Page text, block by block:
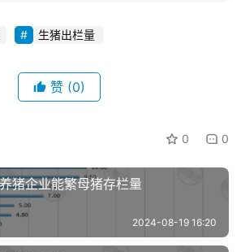
生猪出栏量
赞 (0)
0 0
猪企业能繁母猪存栏量
2024-08-19 16:20